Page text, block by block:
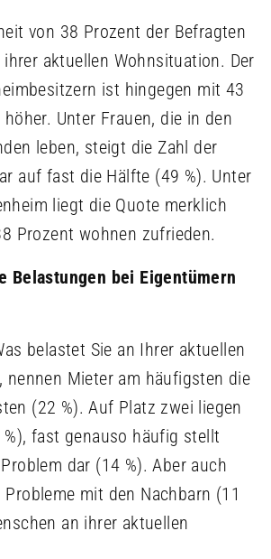
von 38 Prozent der Befragten
aktuellen Wohnsituation. Der
ist hingegen mit 43
Unter Frauen, die in den
leben, steigt die Zahl der
auf fast die Hälfte (49 %). Unter
liegt die Quote merklich
Prozent wohnen zufrieden.
Belastungen bei Eigentümern
belastet Sie an Ihrer aktuellen
nennen Mieter am häufigsten die
(22 %). Auf Platz zwei liegen
fast genauso häufig stellt
dar (14 %). Aber auch
mit den Nachbarn (11
an ihrer aktuellen